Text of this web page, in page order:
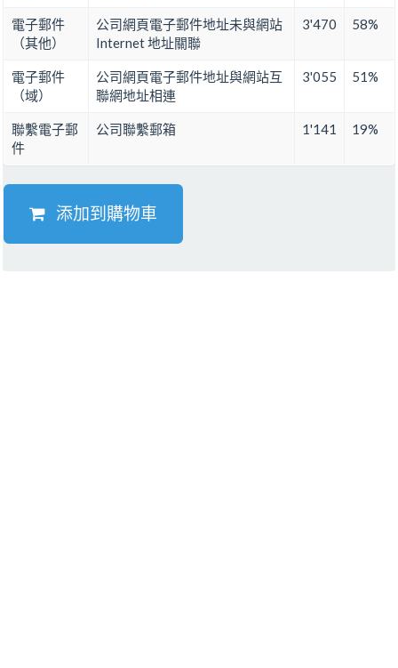
電子郵件
（其他）
公司網頁電子郵件地址未與網站
Internet 地址關聯
3'470 58%
電子郵件
（域）
公司網頁電子郵件地址與網站互
聯網地址相連
3'055 51%
聯繫電子郵
件
公司聯繫郵箱 1'141 19%
添加到購物車